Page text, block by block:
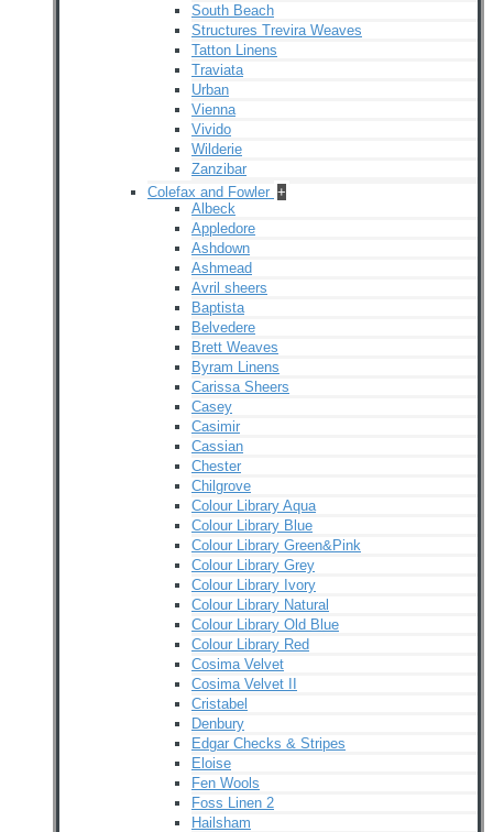
South Beach
Structures Trevira Weaves
Tatton Linens
Traviata
Urban
Vienna
Vivido
Wilderie
Zanzibar
Colefax and Fowler +
Albeck
Appledore
Ashdown
Ashmead
Avril sheers
Baptista
Belvedere
Brett Weaves
Byram Linens
Carissa Sheers
Casey
Casimir
Cassian
Chester
Chilgrove
Colour Library Aqua
Colour Library Blue
Colour Library Green&Pink
Colour Library Grey
Colour Library Ivory
Colour Library Natural
Colour Library Old Blue
Colour Library Red
Cosima Velvet
Cosima Velvet II
Cristabel
Denbury
Edgar Checks & Stripes
Eloise
Fen Wools
Foss Linen 2
Hailsham